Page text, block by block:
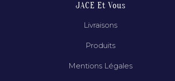
JACE Et Vous
Livraisons
Produits
Mentions Légales